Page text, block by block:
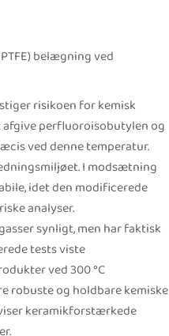
belægning ved
risikoen for kemisk
perfluoroisobutylen og
ved denne temperatur.
I modsætning
idet den modificerede
analyser.
synligt, men har faktisk
tests viste
ved 300 °C
robuste og holdbare kemiske
keramikforstærkede